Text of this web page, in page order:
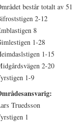
består totalt av
2-12
8
1-28
1-15
2-20
1-9
Truedsson
1